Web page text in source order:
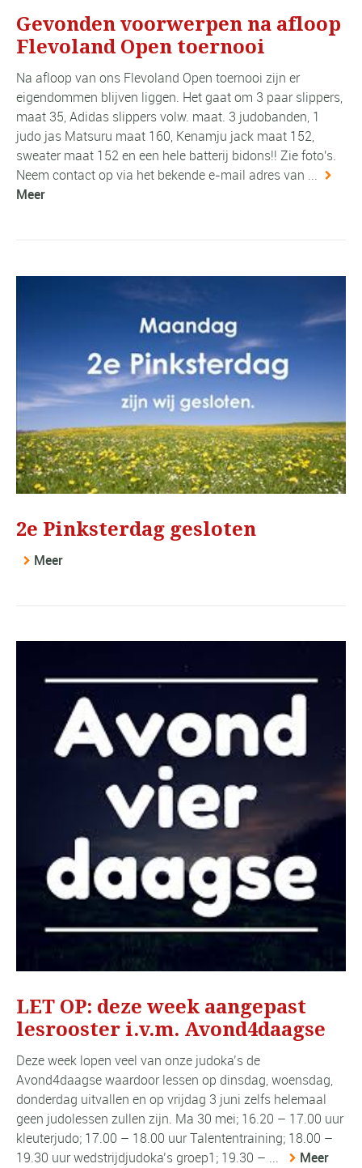
Gevonden voorwerpen na afloop
Flevoland Open toernooi
Na afloop van ons Flevoland Open toernooi zijn er
eigendommen blijven liggen. Het gaat om 3 paar slippers,
maat 35, Adidas slippers volw. maat. 3 judobanden, 1
judo jas Matsuru maat 160, Kenamju jack maat 152,
sweater maat 152 en een hele batterij bidons!! Zie foto's.
Neem contact op via het bekende e-mail adres van ...
Meer
2e Pinksterdag gesloten
Meer
LET OP: deze week aangepast
lesrooster i.v.m. Avond4daagse
Deze week lopen veel van onze judoka’s de
Avond4daagse waardoor lessen op dinsdag, woensdag,
donderdag uitvallen en op vrijdag 3 juni zelfs helemaal
geen judolessen zullen zijn. Ma 30 mei; 16.20 – 17.00 uur
kleuterjudo; 17.00 – 18.00 uur Talententraining; 18.00 –
19.30 uur wedstrijdjudoka’s groep1; 19.30 – ...
Meer